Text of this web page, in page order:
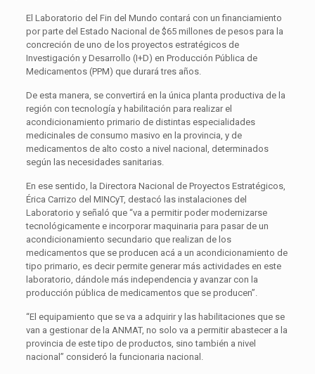
El Laboratorio del Fin del Mundo contará con un financiamiento
por parte del Estado Nacional de $65 millones de pesos para la
concreción de uno de los proyectos estratégicos de
Investigación y Desarrollo (I+D) en Producción Pública de
Medicamentos (PPM) que durará tres años.
De esta manera, se convertirá en la única planta productiva de la
región con tecnología y habilitación para realizar el
acondicionamiento primario de distintas especialidades
medicinales de consumo masivo en la provincia, y de
medicamentos de alto costo a nivel nacional, determinados
según las necesidades sanitarias.
En ese sentido, la Directora Nacional de Proyectos Estratégicos,
Érica Carrizo del MINCyT, destacó las instalaciones del
Laboratorio y señaló que “va a permitir poder modernizarse
tecnológicamente e incorporar maquinaria para pasar de un
acondicionamiento secundario que realizan de los
medicamentos que se producen acá a un acondicionamiento de
tipo primario, es decir permite generar más actividades en este
laboratorio, dándole más independencia y avanzar con la
producción pública de medicamentos que se producen”.
“El equipamiento que se va a adquirir y las habilitaciones que se
van a gestionar de la ANMAT, no solo va a permitir abastecer a la
provincia de este tipo de productos, sino también a nivel
nacional” consideró la funcionaria nacional.